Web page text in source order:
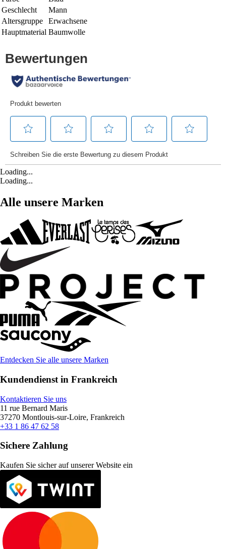
Geschlecht
Mann
Altersgruppe
Erwachsene
Hauptmaterial Baumwolle
Loading...
Loading...
Alle unsere Marken
Entdecken Sie alle unsere Marken
Kundendienst in Frankreich
Kontaktieren Sie uns
11 rue Bernard Maris
37270 Montlouis-sur-Loire, Frankreich
+33 1 86 47 62 58
Sichere Zahlung
Kaufen Sie sicher auf unserer Website ein